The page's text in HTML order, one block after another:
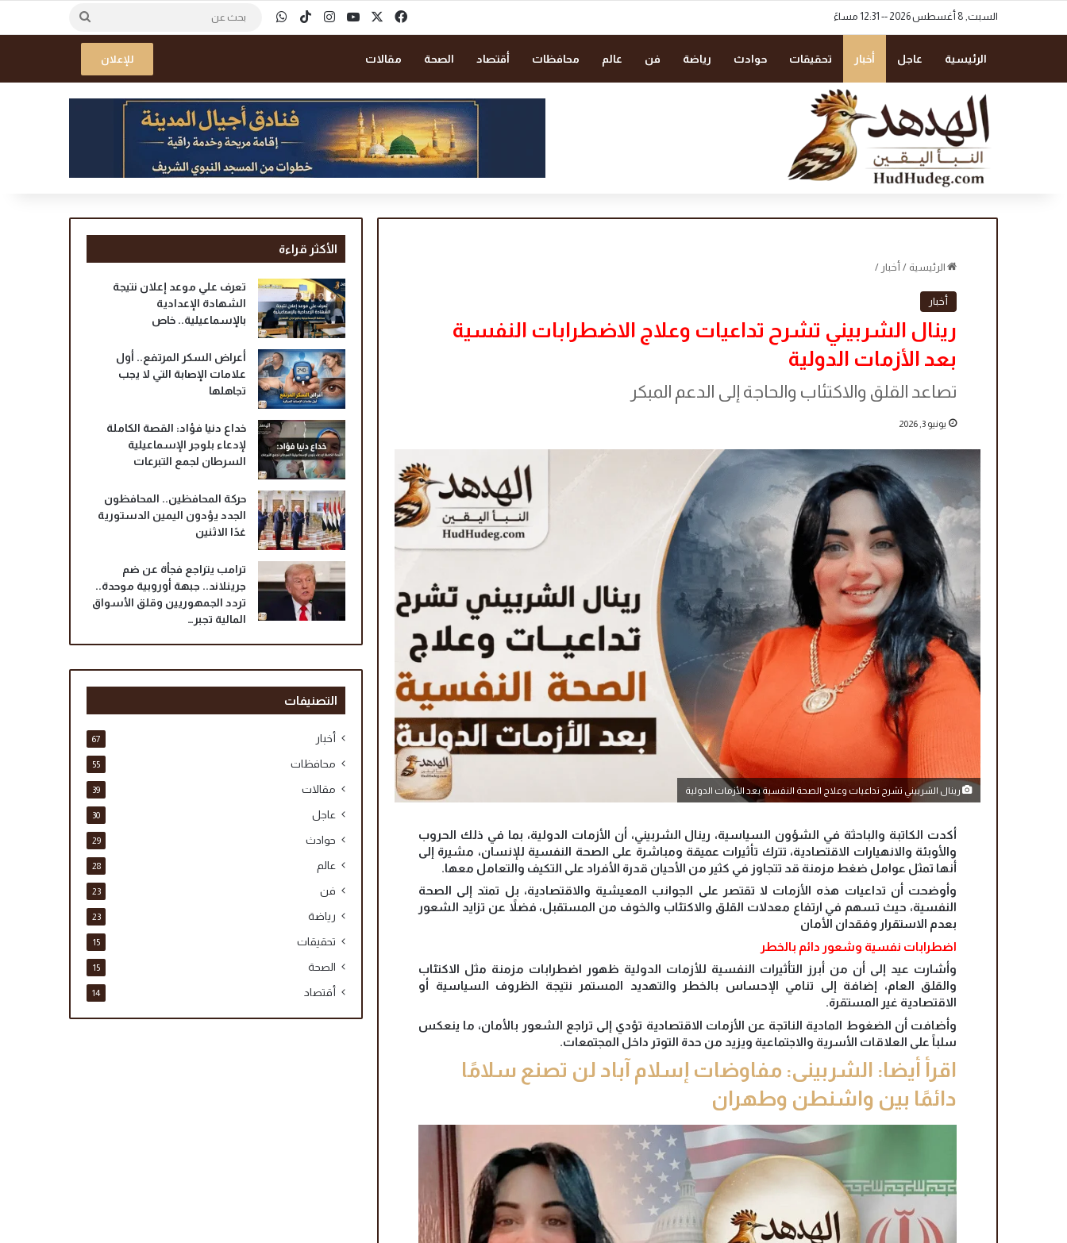
السبت, 8 أغسطس 2026 -- 12:31 مساءً فيسبوك ‫YouTubeانستقرام‫TikTokواتساب
الرئيسية عاجل أخبار تحقيقات حوادث رياضة فن عالم محافظات أقتصاد الصحة مقالات للإعلان
الرئيسية / أخبار /
أخبار
رينال الشربيني تشرح تداعيات وعلاج الاضطرابات النفسية
بعد الأزمات الدولية
تصاعد القلق والاكتئاب والحاجة إلى الدعم المبكر
يونيو 3, 2026
رينال الشربيني تشرح تداعيات وعلاج الصحة النفسية بعد الأزمات الدولية
أكدت الكاتبة والباحثة في الشؤون السياسية، رينال الشربيني، أن الأزمات الدولية، بما في ذلك الحروب
والأوبئة والانهيارات الاقتصادية، تترك تأثيرات عميقة ومباشرة على الصحة النفسية للإنسان، مشيرة إلى
أنها تمثل عوامل ضغط مزمنة قد تتجاوز في كثير من الأحيان قدرة الأفراد على التكيف والتعامل معها.
وأوضحت أن تداعيات هذه الأزمات لا تقتصر على الجوانب المعيشية والاقتصادية، بل تمتد إلى الصحة
النفسية، حيث تسهم في ارتفاع معدلات القلق والاكتئاب والخوف من المستقبل، فضلاً عن تزايد الشعور
بعدم الاستقرار وفقدان الأمان
اضطرابات نفسية وشعور دائم بالخطر
وأشارت عيد إلى أن من أبرز التأثيرات النفسية للأزمات الدولية ظهور اضطرابات مزمنة مثل الاكتئاب
والقلق العام، إضافة إلى تنامي الإحساس بالخطر والتهديد المستمر نتيجة الظروف السياسية أو
الاقتصادية غير المستقرة.
وأضافت أن الضغوط المادية الناتجة عن الأزمات الاقتصادية تؤدي إلى تراجع الشعور بالأمان، ما ينعكس
سلباً على العلاقات الأسرية والاجتماعية ويزيد من حدة التوتر داخل المجتمعات.
اقرأ أيضا: الشربينى: مفاوضات إسلام آباد لن تصنع سلامًا
دائمًا بين واشنطن وطهران
الأكثر قراءة
تعرف علي موعد إعلان نتيجة
الشهادة الإعدادية
بالإسماعيلية.. خاص
أعراض السكر المرتفع.. أول
علامات الإصابة التي لا يجب
تجاهلها
خداع دنيا فؤاد: القصة الكاملة
لإدعاء بلوجر الإسماعيلية
السرطان لجمع التبرعات
حركة المحافظين.. المحافظون
الجدد يؤدون اليمين الدستورية
غدًا الاثنين
ترامب يتراجع فجأة عن ضم
جرينلاند.. جبهة أوروبية موحدة..
تردد الجمهوريين وقلق الأسواق
المالية تجبر…
التصنيفات
أخبار 67
محافظات 55
مقالات 39
عاجل 30
حوادث 29
عالم 28
فن 23
رياضة 23
تحقيقات 15
الصحة 15
أقتصاد 14